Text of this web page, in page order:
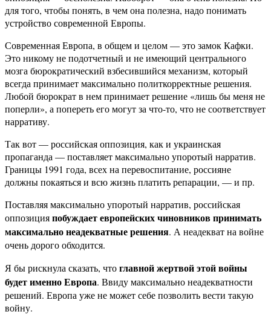
для того, чтобы понять, в чем она полезна, надо понимать
устройство современной Европы.
Современная Европа, в общем и целом — это замок Кафки.
Это никому не подотчетный и не имеющий центрального
мозга бюрократический взбесившийся механизм, который
всегда принимает максимально политкорректные решения.
Любой бюрократ в нем принимает решение «лишь бы меня не
поперли», а попереть его могут за что-то, что не соответствует
нарративу.
Так вот — российская оппозиция, как и украинская
пропаганда — поставляет максимально упоротый нарратив.
Границы 1991 года, всех на перевоспитание, россияне
должны покаяться и всю жизнь платить репарации, — и пр.
Поставляя максимально упоротый нарратив, российская
оппозицияпобуждает европейских чиновников принимать
максимально неадекватные решения. А неадекват на войне
очень дорого обходится.
Я бы рискнула сказать, чтоглавной жертвой этой войны
будет именно Европа. Ввиду максимально неадекватности
решений. Европа уже не может себе позволить вести такую
войну.